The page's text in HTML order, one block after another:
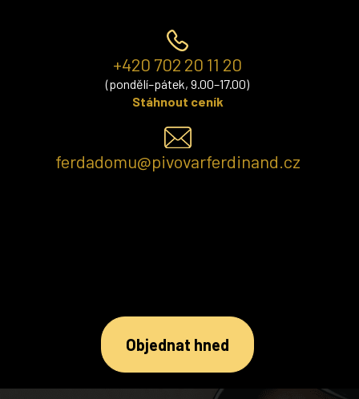
+420 702 20 11 20
(pondělí–pátek, 9.00–17.00)
Stáhnout ceník
ferdadomu@pivovarferdinand.cz
Objednat hned